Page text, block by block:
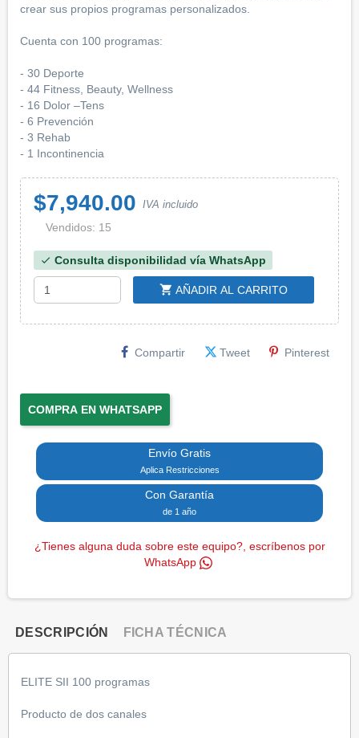
crear sus propios programas personalizados.
Cuenta con 100 programas:
- 30 Deporte
- 44 Fitness, Beauty, Wellness
- 16 Dolor –Tens
- 6 Prevención
- 3 Rehab
- 1 Incontinencia
$7,940.00 IVA incluido
Vendidos: 15
check Consulta disponibilidad vía WhatsApp
shopping_cart AÑADIR AL CARRITO
Compartir Tweet Pinterest
COMPRA EN WHATSAPP
Envío Gratis
Aplica Restricciones
Con Garantía
de 1 año
¿Tienes alguna duda sobre este equipo?, escríbenos por
WhatsApp
DESCRIPCIÓN FICHA TÉCNICA
ELITE SII 100 programas
Producto de dos canales